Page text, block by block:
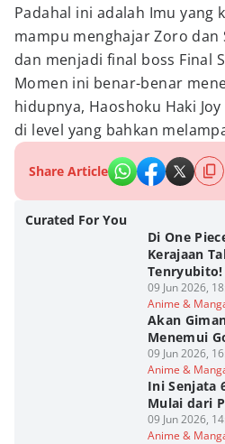
Padahal ini adalah Imu yang
mampu menghajar Zoro dan
dan menjadi final boss Final
Momen ini benar-benar
hidupnya, Haoshoku Haki
di level yang bahkan
Share Article
Curated For You
Di One
Kerajaan
Tenryubito!
09 Jun 2026,
Anime &
Akan
Menemui
09 Jun 2026,
Anime &
Ini Senjata
Mulai dari
09 Jun 2026,
Anime &